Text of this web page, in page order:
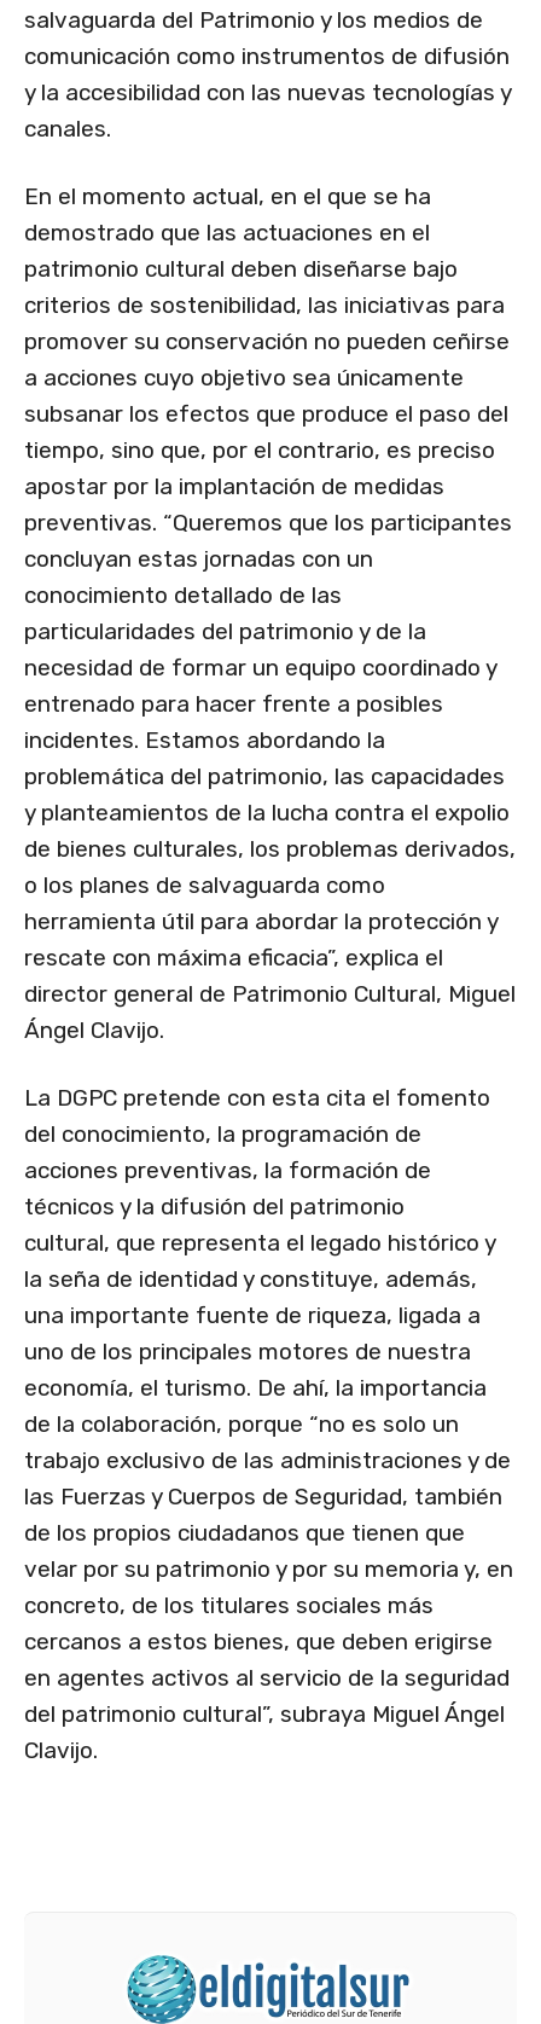
salvaguarda del Patrimonio y los medios de
comunicación como instrumentos de difusión
y la accesibilidad con las nuevas tecnologías y
canales.
En el momento actual, en el que se ha
demostrado que las actuaciones en el
patrimonio cultural deben diseñarse bajo
criterios de sostenibilidad, las iniciativas para
promover su conservación no pueden ceñirse
a acciones cuyo objetivo sea únicamente
subsanar los efectos que produce el paso del
tiempo, sino que, por el contrario, es preciso
apostar por la implantación de medidas
preventivas. “Queremos que los participantes
concluyan estas jornadas con un
conocimiento detallado de las
particularidades del patrimonio y de la
necesidad de formar un equipo coordinado y
entrenado para hacer frente a posibles
incidentes. Estamos abordando la
problemática del patrimonio, las capacidades
y planteamientos de la lucha contra el expolio
de bienes culturales, los problemas derivados,
o los planes de salvaguarda como
herramienta útil para abordar la protección y
rescate con máxima eficacia”, explica el
director general de Patrimonio Cultural, Miguel
Ángel Clavijo.
La DGPC pretende con esta cita el fomento
del conocimiento, la programación de
acciones preventivas, la formación de
técnicos y la difusión del patrimonio
cultural, que representa el legado histórico y
la seña de identidad y constituye, además,
una importante fuente de riqueza, ligada a
uno de los principales motores de nuestra
economía, el turismo. De ahí, la importancia
de la colaboración, porque “no es solo un
trabajo exclusivo de las administraciones y de
las Fuerzas y Cuerpos de Seguridad, también
de los propios ciudadanos que tienen que
velar por su patrimonio y por su memoria y, en
concreto, de los titulares sociales más
cercanos a estos bienes, que deben erigirse
en agentes activos al servicio de la seguridad
del patrimonio cultural”, subraya Miguel Ángel
Clavijo.